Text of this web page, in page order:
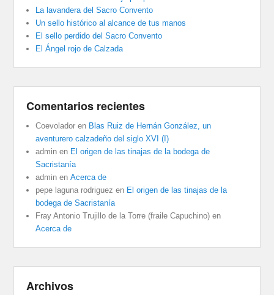
La lavandera del Sacro Convento
Un sello histórico al alcance de tus manos
El sello perdido del Sacro Convento
El Ángel rojo de Calzada
Comentarios recientes
Coevolador en Blas Ruiz de Hernán González, un
aventurero calzadeño del siglo XVI (I)
admin en El origen de las tinajas de la bodega de
Sacristanía
admin enAcerca de
pepe laguna rodriguez en El origen de las tinajas de la
bodega de Sacristanía
Fray Antonio Trujillo de la Torre (fraile Capuchino) en
Acerca de
Archivos